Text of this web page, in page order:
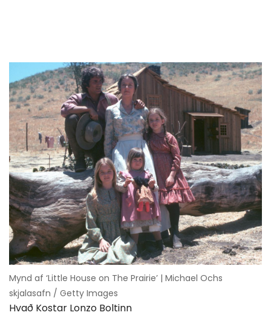
Mynd af ‘Little House on The Prairie’ | Michael Ochs
skjalasafn / Getty Images
Hvað Kostar Lonzo Boltinn